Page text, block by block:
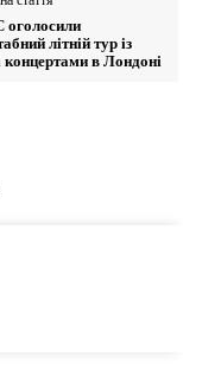
оголоcили
літній тур із
в Лондоні